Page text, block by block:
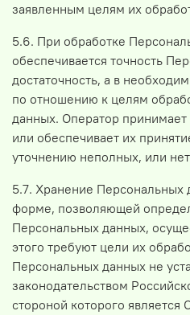
заявленным целям их
5.6. При обработке
обеспечивается точность
достаточность, а в
по отношению к целям
данных. Оператор
или обеспечивает их
уточнению неполных, или
5.7. Хранение Персональных
форме, позволяющей
Персональных данных,
этого требуют цели их
Персональных данных не
законодательством
стороной которого